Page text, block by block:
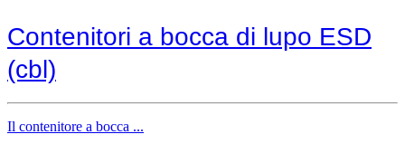
Contenitori a bocca di lupo ESD
(cbl)
Il contenitore a bocca ...